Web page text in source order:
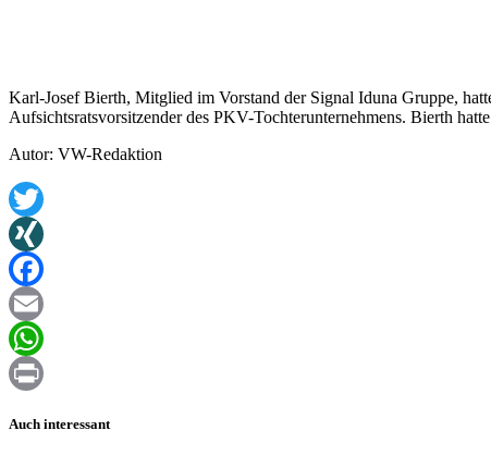
Karl-Josef Bierth, Mitglied im Vorstand der Signal Iduna Gruppe,
Aufsichtsratsvorsitzender des PKV-Tochterunternehmens. Bierth
Autor: VW-Redaktion
Twitter
XING
Facebook
Email
WhatsApp
Auch interessant